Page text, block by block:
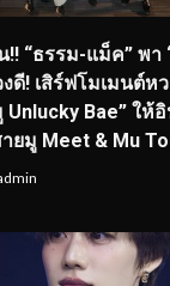
“ธรรม-แม็ค” พา
ดี! เสิร์ฟโมเมนต์ห
Unlucky Bae” ใ
ยมู Meet & Mu